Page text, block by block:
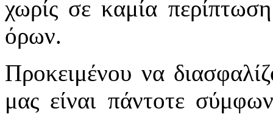
χωρίς σε καμία
όρων.
Προκειμένου να
μας είναι πάντοτε